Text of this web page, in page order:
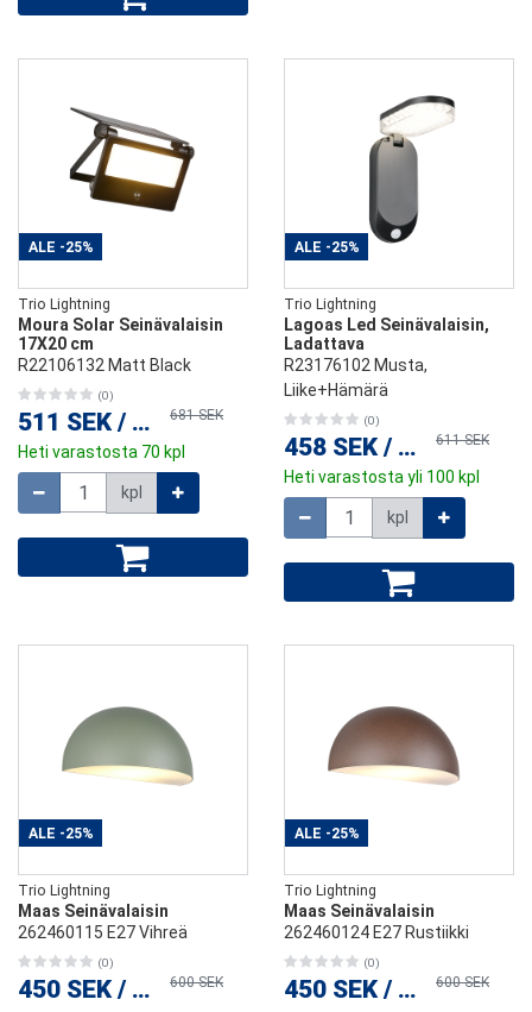
ALE -25%
Trio Lightning
Moura Solar Seinävalaisin
17X20 cm
R22106132 Matt Black
(0)
511 SEK / kpl 681 SEK
Heti varastosta 70 kpl
kpl
ALE -25%
Trio Lightning
Lagoas Led Seinävalaisin,
Ladattava
R23176102 Musta,
Liike+Hämärä
(0)
458 SEK / kpl 611 SEK
Heti varastosta yli 100 kpl
kpl
ALE -25%
Trio Lightning
Maas Seinävalaisin
262460115 E27 Vihreä
(0)
450 SEK / kpl 600 SEK
ALE -25%
Trio Lightning
Maas Seinävalaisin
262460124 E27 Rustiikki
(0)
450 SEK / kpl 600 SEK